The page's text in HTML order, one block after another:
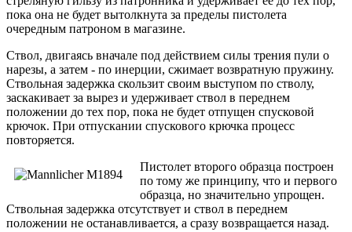
пока она не будет вытолкнута за пределы пистолета
очередным патроном в магазине.
Ствол, двигаясь вначале под действием силы трения пули о
нарезы, а затем - по инерции, сжимает возвратную пружину.
Ствольная задержка скользит своим выступом по стволу,
заскакивает за вырез и удерживает ствол в переднем
положении до тех пор, пока не будет отпущен спусковой
крючок. При отпускании спускового крючка процесс
повторяется.
Пистолет второго образца построен
по тому же принципу, что и первого
образца, но значительно упрощен.
Ствольная задержка отсутствует и ствол в переднем
положении не останавливается, а сразу возвращается назад.